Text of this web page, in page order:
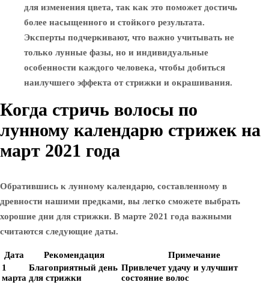
для изменения цвета, так как это поможет достичь
более насыщенного и стойкого результата.
Эксперты подчеркивают, что важно учитывать не
только лунные фазы, но и индивидуальные
особенности каждого человека, чтобы добиться
наилучшего эффекта от стрижки и окрашивания.
Когда стричь волосы по
лунному календарю стрижек на
март 2021 года
Обратившись к лунному календарю, составленному в
древности нашими предками, вы легко сможете выбрать
хорошие дни для стрижки. В марте 2021 года важными
считаются следующие даты.
Дата Рекомендация
Примечание
1
марта
Благоприятный день
для стрижки
Привлечет удачу и улучшит
состояние волос